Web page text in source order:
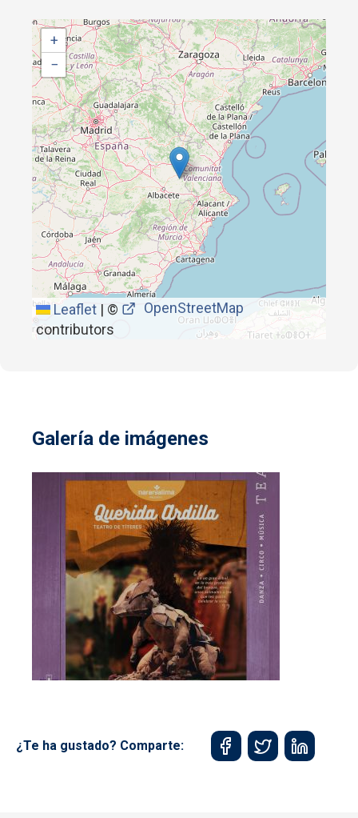
+
−
Leaflet | ©
OpenStreetMap
contributors
Galería de imágenes
¿Te ha gustado? Comparte: